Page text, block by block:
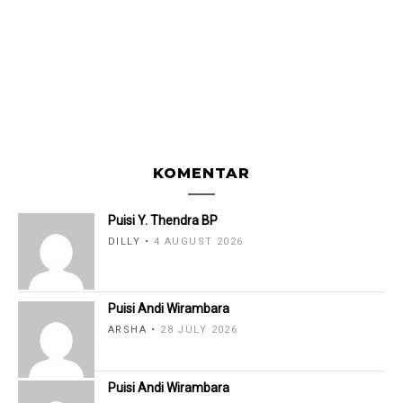
KOMENTAR
Puisi Y. Thendra BP
DILLY 4 AUGUST 2026
Puisi Andi Wirambara
ARSHA 28 JULY 2026
Puisi Andi Wirambara